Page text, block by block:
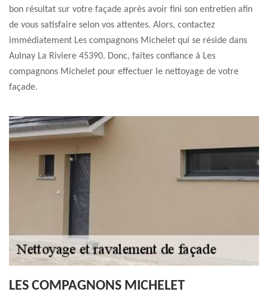
bon résultat sur votre façade après avoir fini son entretien afin
de vous satisfaire selon vos attentes. Alors, contactez
immédiatement Les compagnons Michelet qui se réside dans
Aulnay La Riviere 45390. Donc, faites confiance à Les
compagnons Michelet pour effectuer le nettoyage de votre
façade.
LES COMPAGNONS MICHELET